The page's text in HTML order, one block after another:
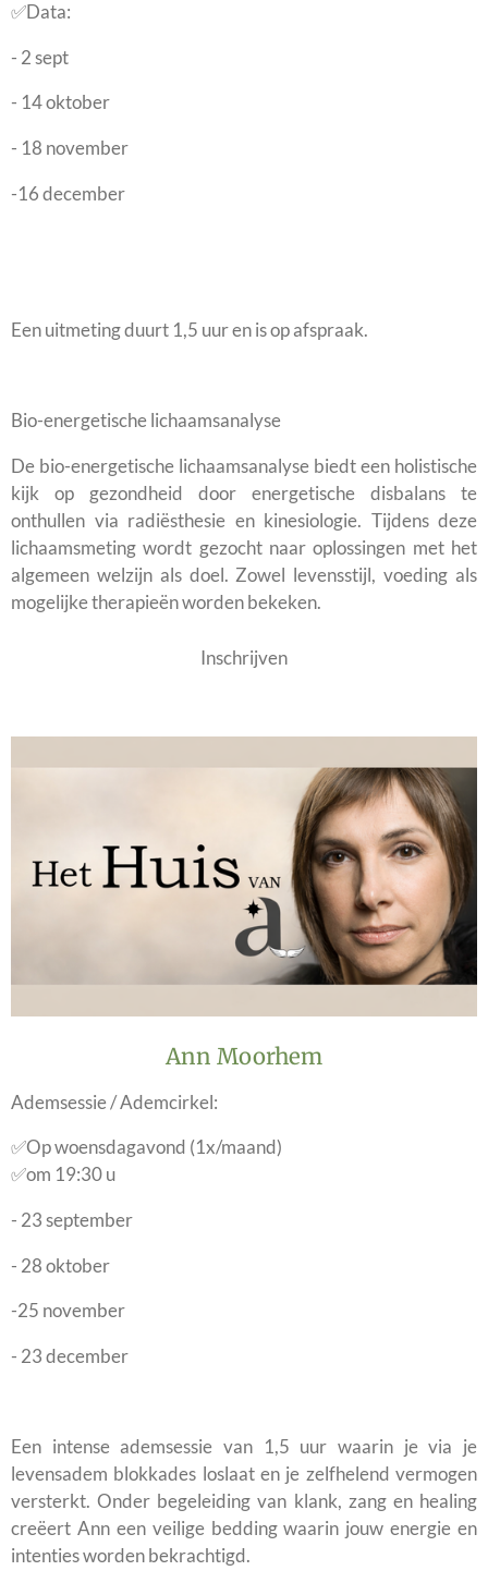
✅Data:
- 2 sept
- 14 oktober
- 18 november
-16 december
Een uitmeting duurt 1,5 uur en is op afspraak.
Bio-energetische lichaamsanalyse
De bio-energetische lichaamsanalyse biedt een holistische
kijk op gezondheid door energetische disbalans te
onthullen via radiësthesie en kinesiologie. Tijdens deze
lichaamsmeting wordt gezocht naar oplossingen met het
algemeen welzijn als doel. Zowel levensstijl, voeding als
mogelijke therapieën worden bekeken.
Inschrijven
Ann Moorhem
Ademsessie / Ademcirkel:
✅Op woensdagavond (1x/maand)
✅om 19:30 u
- 23 september
- 28 oktober
-25 november
- 23 december
Een intense ademsessie van 1,5 uur waarin je via je
levensadem blokkades loslaat en je zelfhelend vermogen
versterkt. Onder begeleiding van klank, zang en healing
creëert Ann een veilige bedding waarin jouw energie en
intenties worden bekrachtigd.